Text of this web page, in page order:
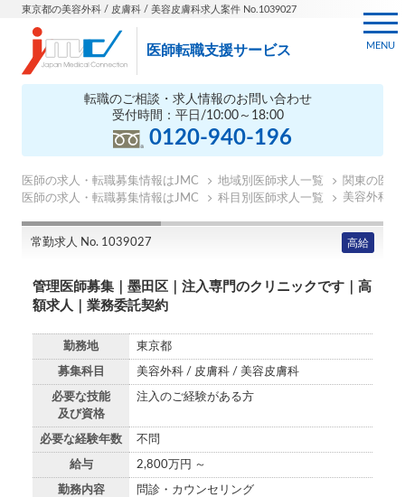
東京都の美容外科 / 皮膚科 / 美容皮膚科求人案件 No.1039027
医師転職支援サービス
転職のご相談・求人情報のお問い合わせ
受付時間：平日/10:00～18:00
0120-940-196
MENU
医師の求人・転職募集情報はJMC 地域別医師求人一覧
関東の医師
医師の求人・転職募集情報はJMC
科目別医師求人一覧 美容外科医
常勤求人 No. 1039027 高給
管理医師募集｜墨田区｜注入専門のクリニックです｜高
額求人｜業務委託契約
勤務地 東京都
募集科目 美容外科 / 皮膚科 / 美容皮膚科
必要な技能
及び資格
注入のご経験がある方
必要な経験年数 不問
給与 2,800万円 ～
勤務内容
問診・カウンセリング